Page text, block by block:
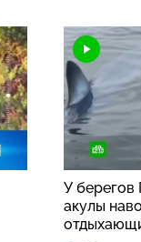
У берегов
акулы